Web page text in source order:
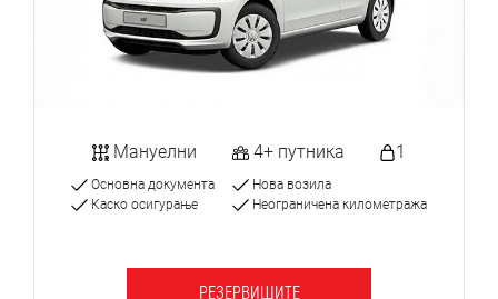
Мануелни 4+ путника 1
Основна документа
Каско осигурање
Нова возила
Неограничена километража
РЕЗЕРВИШИТЕ